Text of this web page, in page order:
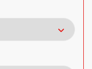
Americké vozy